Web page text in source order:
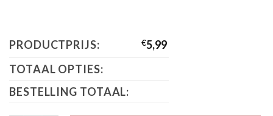
PRODUCTPRIJS: €5,99
TOTAAL OPTIES:
BESTELLING TOTAAL: